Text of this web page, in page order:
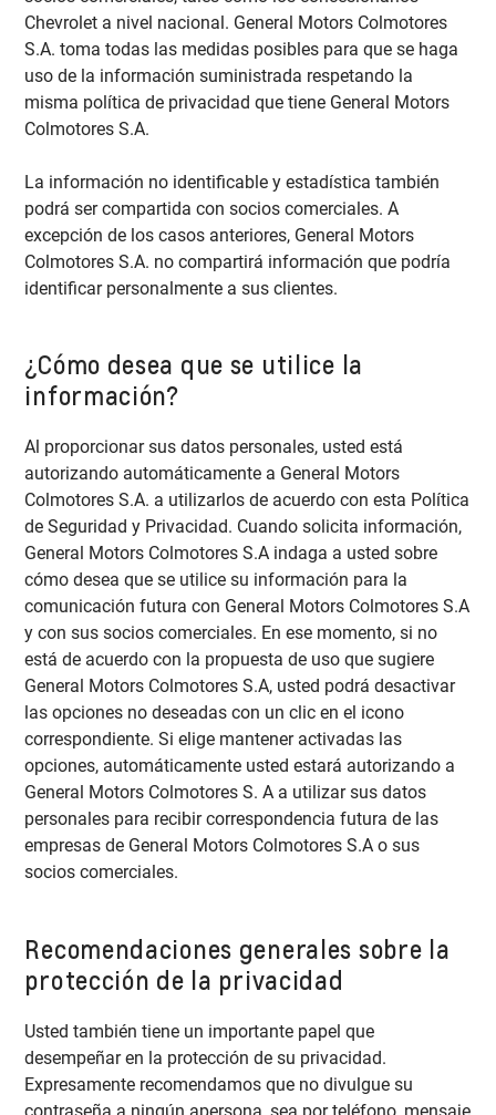
Chevrolet a nivel nacional. General Motors Colmotores
S.A. toma todas las medidas posibles para que se haga
uso de la información suministrada respetando la
misma política de privacidad que tiene General Motors
Colmotores S.A.
La información no identificable y estadística también
podrá ser compartida con socios comerciales. A
excepción de los casos anteriores, General Motors
Colmotores S.A. no compartirá información que podría
identificar personalmente a sus clientes.
¿Cómo desea que se utilice la
información?
Al proporcionar sus datos personales, usted está
autorizando automáticamente a General Motors
Colmotores S.A. a utilizarlos de acuerdo con esta Política
de Seguridad y Privacidad. Cuando solicita información,
General Motors Colmotores S.A indaga a usted sobre
cómo desea que se utilice su información para la
comunicación futura con General Motors Colmotores S.A
y con sus socios comerciales. En ese momento, si no
está de acuerdo con la propuesta de uso que sugiere
General Motors Colmotores S.A, usted podrá desactivar
las opciones no deseadas con un clic en el icono
correspondiente. Si elige mantener activadas las
opciones, automáticamente usted estará autorizando a
General Motors Colmotores S. A a utilizar sus datos
personales para recibir correspondencia futura de las
empresas de General Motors Colmotores S.A o sus
socios comerciales.
Recomendaciones generales sobre la
protección de la privacidad
Usted también tiene un importante papel que
desempeñar en la protección de su privacidad.
Expresamente recomendamos que no divulgue su